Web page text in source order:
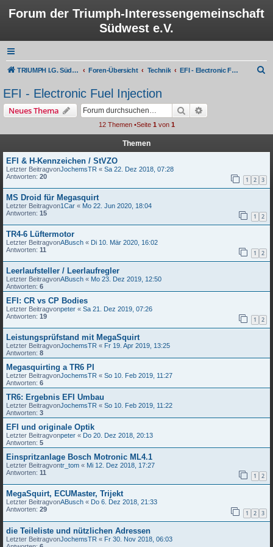
Forum der Triumph-Interessengemeinschaft
Südwest e.V.
TRIUMPH I.G. Südwest e.V. Foren-Übersicht Technik EFI - Electronic Fuel Injection
EFI - Electronic Fuel Injection
Neues Thema Suche
12 Themen •Seite 1 von 1
Themen
EFI & H-Kennzeichen / StVZO
Letzter BeitragvonJochemsTR « Sa 22. Dez 2018, 07:28
Antworten: 20 1 2 3
MS Droid für Megasquirt
Letzter Beitragvon1Car « Mo 22. Jun 2020, 18:04
Antworten: 15 1 2
TR4-6 Lüftermotor
Letzter BeitragvonABusch « Di 10. Mär 2020, 16:02
Antworten: 11 1 2
Leerlaufsteller / Leerlaufregler
Letzter BeitragvonABusch « Mo 23. Dez 2019, 12:50
Antworten: 6
EFI: CR vs CP Bodies
Letzter Beitragvonpeter « Sa 21. Dez 2019, 07:26
Antworten: 19 1 2
Leistungsprüfstand mit MegaSquirt
Letzter BeitragvonJochemsTR « Fr 19. Apr 2019, 13:25
Antworten: 8
Megasquirting a TR6 PI
Letzter BeitragvonJochemsTR « So 10. Feb 2019, 11:27
Antworten: 6
TR6: Ergebnis EFI Umbau
Letzter BeitragvonJochemsTR « So 10. Feb 2019, 11:22
Antworten: 3
EFI und originale Optik
Letzter Beitragvonpeter « Do 20. Dez 2018, 20:13
Antworten: 5
Einspritzanlage Bosch Motronic ML4.1
Letzter Beitragvontr_tom « Mi 12. Dez 2018, 17:27
Antworten: 11 1 2
MegaSquirt, ECUMaster, Trijekt
Letzter BeitragvonABusch « Do 6. Dez 2018, 21:33
Antworten: 29 1 2 3
die Teileliste und nützlichen Adressen
Letzter BeitragvonJochemsTR « Fr 30. Nov 2018, 06:03